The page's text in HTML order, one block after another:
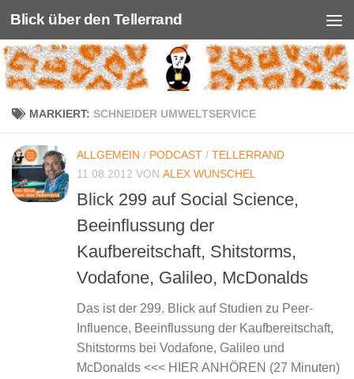
Unter dem Inhalt
Blick über den Tellerrand
MARKIERT: SCHNEIDER UMWELTSERVICE
ALLGEMEIN / PODCAST / TELLERRAND
11.08.2012 VON ALEX WUNSCHEL
Blick 299 auf Social Science,
Beeinflussung der
Kaufbereitschaft, Shitstorms,
Vodafone, Galileo, McDonalds
Das ist der 299. Blick auf Studien zu Peer-
Influence, Beeinflussung der Kaufbereitschaft,
Shitstorms bei Vodafone, Galileo und
McDonalds <<< HIER ANHÖREN (27 Minuten)